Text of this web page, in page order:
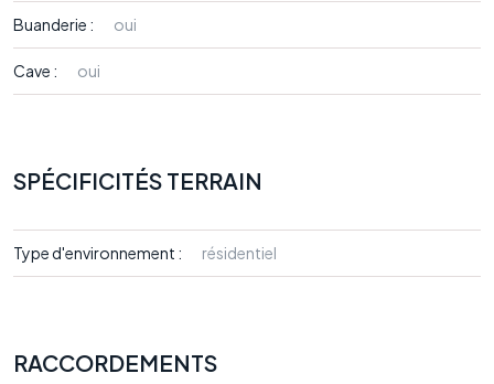
Buanderie : oui
Cave : oui
SPÉCIFICITÉS TERRAIN
Type d'environnement : résidentiel
RACCORDEMENTS